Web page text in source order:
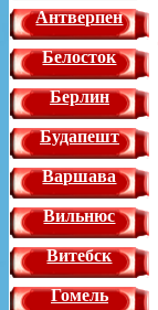
Антверпен
Белосток
Берлин
Будапешт
Варшава
Вильнюс
Витебск
Гомель